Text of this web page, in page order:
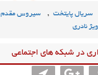
سریال پایتخت , سیروس مقدم
نادری
در شبکه های اجتماعی